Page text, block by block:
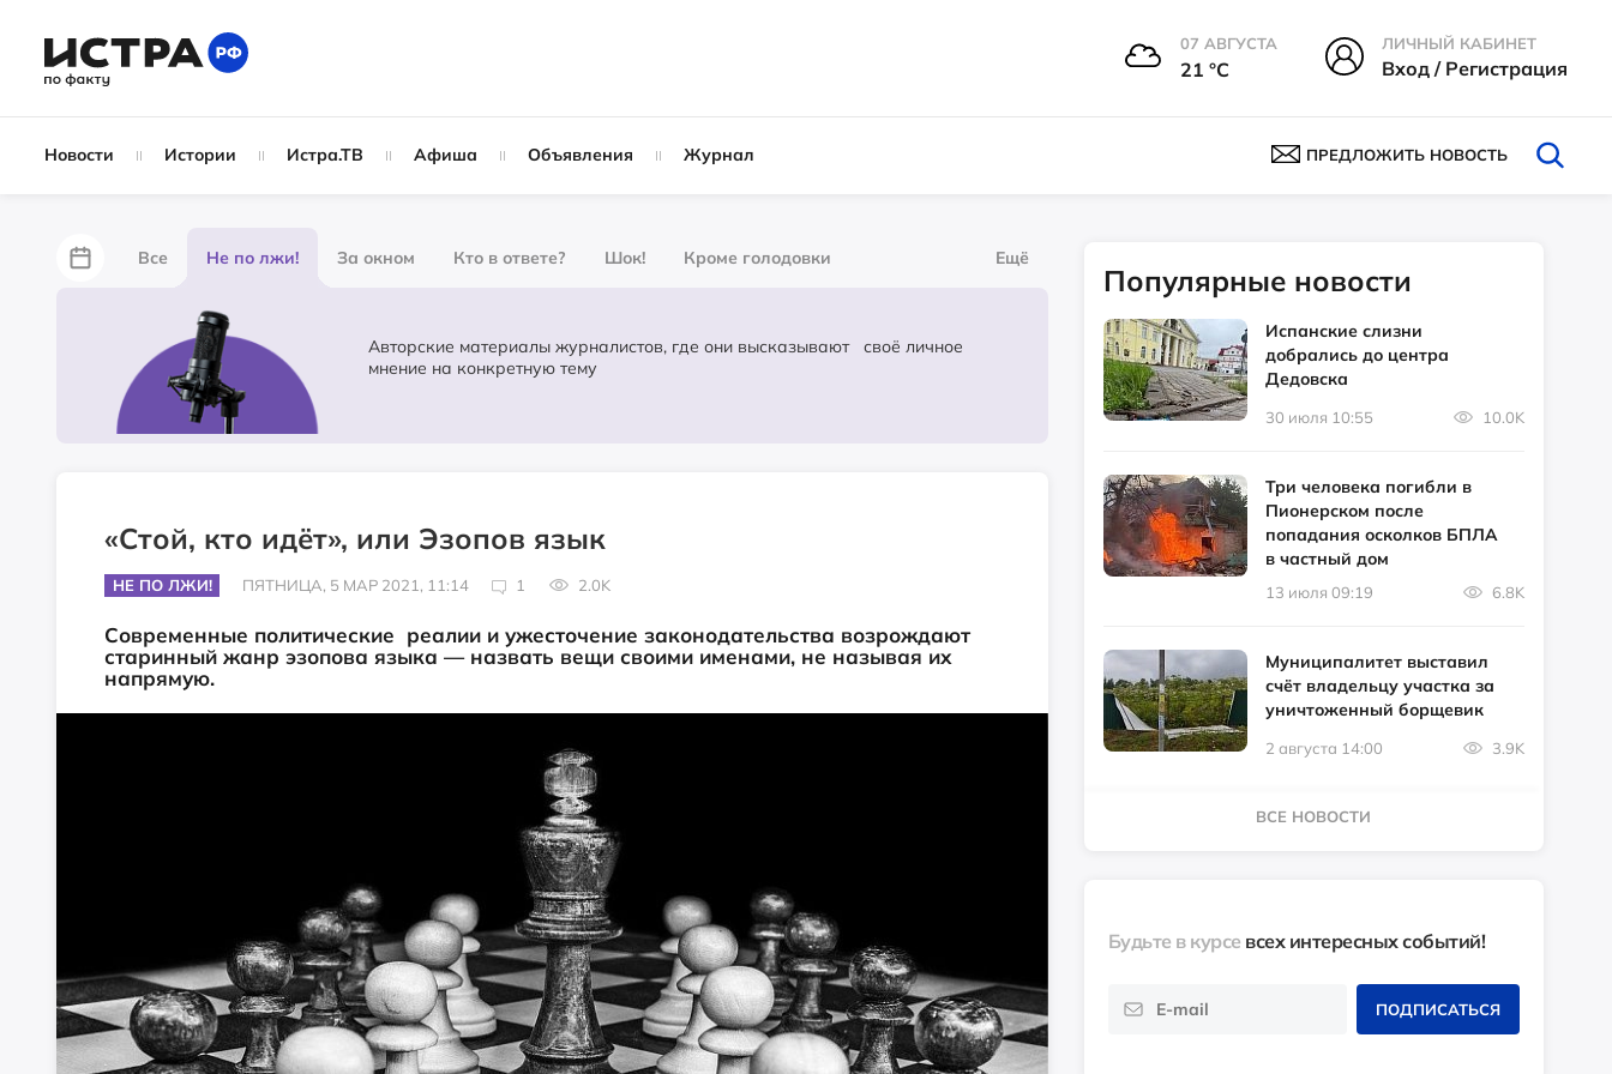
07 АВГУСТА
21 °С
ЛИЧНЫЙ КАБИНЕТ
Вход / Регистрация
Новости Истории Истра.ТВ Афиша Объявления Журнал ПРЕДЛОЖИТЬ НОВОСТЬ
Все Не по лжи! За окном Кто в ответе? Шок! Кроме голодовки
Лайфхаки
Партнёрский материал Народные новости Слухи
Ещё
Авторские материалы журналистов, где они высказывают своё личное
мнение на конкретную тему
«Стой, кто идёт», или Эзопов язык
НЕ ПО ЛЖИ! ПЯТНИЦА, 5 МАР 2021, 11:14 1 2.0K
Современные политические реалии и ужесточение законодательства возрождают
старинный жанр эзопова языка — назвать вещи своими именами, не называя их
напрямую.
Популярные новости
Испанские слизни
добрались до центра
Дедовска
30 июля 10:55 10.0K
Три человека погибли в
Пионерском после
попадания осколков БПЛА
в частный дом
13 июля 09:19 6.8K
Муниципалитет выставил
счёт владельцу участка за
уничтоженный борщевик
2 августа 14:00 3.9K
ВСЕ НОВОСТИ
Будьте в курсе всех интересных событий!
ПОДПИСАТЬСЯ